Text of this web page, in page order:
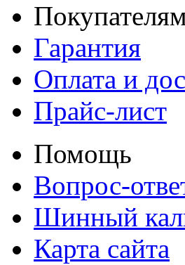
Гарантия
Оплата и
Прайс-лист
Помощь
Вопрос-
Шинный
Карта сайта